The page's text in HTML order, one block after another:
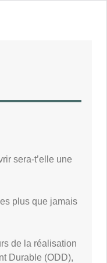
sera-t’elle une
plus que jamais
de la réalisation
Durable (ODD),